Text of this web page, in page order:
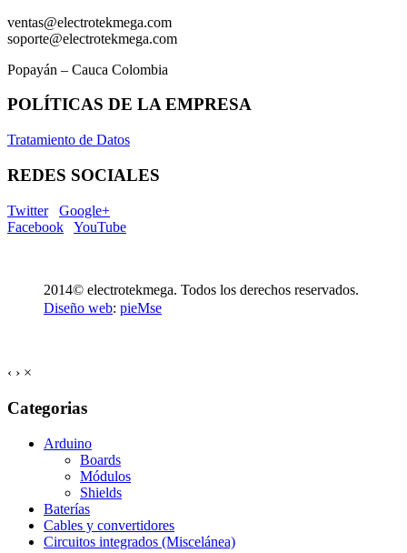
ventas@electrotekmega.com
soporte@electrotekmega.com
Popayán – Cauca Colombia
POLÍTICAS DE LA EMPRESA
Tratamiento de Datos
REDES SOCIALES
Twitter
Google+
Facebook
YouTube
2014© electrotekmega. Todos los derechos reservados.
Diseño web: pieMse
‹ › ×
Categorias
Arduino
Boards
Módulos
Shields
Baterías
Cables y convertidores
Circuitos integrados (Miscelánea)